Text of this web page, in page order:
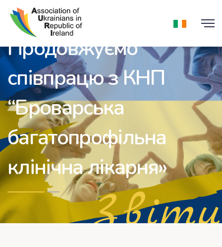
Продовжуємо
співпрацю з КНП
“Броварська
багатопрофільна
клінічна лікарня»
Звіти